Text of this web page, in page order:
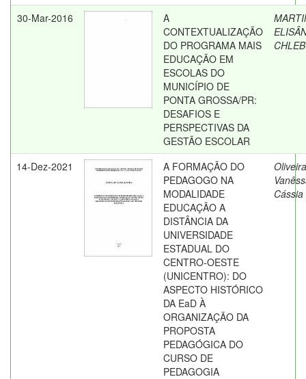
30-Mar-2016
A
CONTEXTUALIZAÇÃO
DO PROGRAMA MAIS
EDUCAÇÃO EM
ESCOLAS DO
MUNICÍPIO DE
PONTA GROSSA/PR:
DESAFIOS E
PERSPECTIVAS DA
GESTÃO ESCOLAR
14-Dez-2021
A FORMAÇÃO DO
PEDAGOGO NA
MODALIDADE
EDUCAÇÃO A
DISTÂNCIA DA
UNIVERSIDADE
ESTADUAL DO
CENTRO-OESTE
(UNICENTRO): DO
ASPECTO HISTÓRICO
DA EaD À
ORGANIZAÇÃO DA
PROPOSTA
PEDAGÓGICA DO
CURSO DE
PEDAGOGIA
Cássia